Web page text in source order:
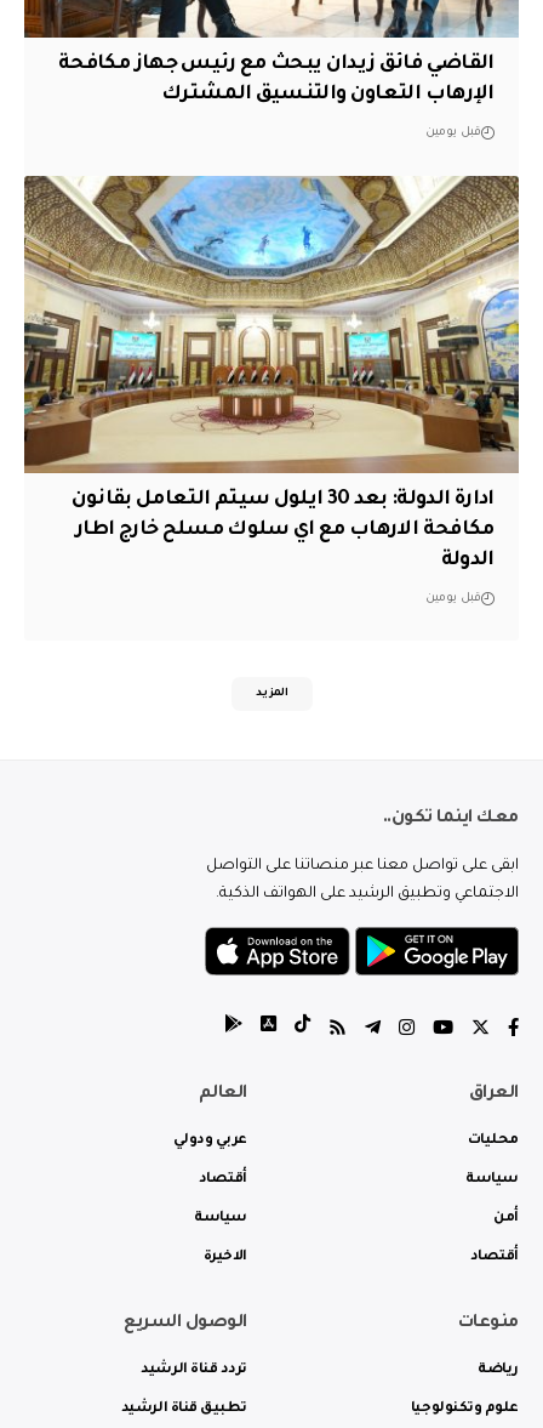
القاضي فائق زيدان يبحث مع رئيس جهاز مكافحة
الإرهاب التعاون والتنسيق المشترك
قبل يومين
ادارة الدولة: بعد 30 ايلول سيتم التعامل بقانون
مكافحة الارهاب مع اي سلوك مسلح خارج اطار
الدولة
قبل يومين
المزيد
معك اينما تكون..
ابقى على تواصل معنا عبر منصاتنا على التواصل
الاجتماعي وتطبيق الرشيد على الهواتف الذكية.
العراق
محليات
سياسة
أمن
أقتصاد
العالم
عربي ودولي
أقتصاد
سياسة
الاخيرة
منوعات
رياضة
علوم وتكنولوجيا
الوصول السريع
تردد قناة الرشيد
تطبيق قناة الرشيد